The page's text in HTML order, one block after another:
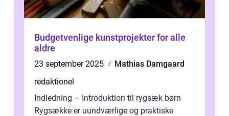
Budgetvenlige kunstprojekter for alle
aldre
23 september 2025
Mathias Damgaard
redaktionel
Indledning – Introduktion til rygsæk børn
Rygsække er uundværlige og praktiske